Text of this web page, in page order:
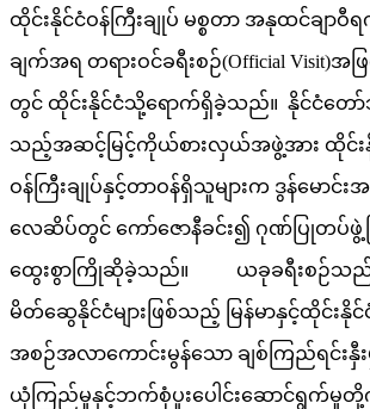
ထိုင်းနိုင်ငံဝန်ကြီးချုပ် မစ္စတာ အနုထင်ချာဝီ
ချက်အရ တရားဝင်ခရီးစဉ်(Official Visit)အ
တွင် ထိုင်းနိုင်ငံသို့ရောက်ရှိခဲ့သည်။ နိုင်ငံတော်
သည့်အဆင့်မြင့်ကိုယ်စားလှယ်အဖွဲ့အား ထိုင်
ဝန်ကြီးချုပ်နှင့်တာဝန်ရှိသူများက ဒွန်မောင်
လေဆိပ်တွင် ကော်ဇောနီခင်း၍ ဂုဏ်ပြုတပ်ဖွဲ့
ထွေးစွာကြိုဆိုခဲ့သည်။ ယခုခရီးစဉ်သည် အိ
မိတ်ဆွေနိုင်ငံများဖြစ်သည့် မြန်မာနှင့်ထိုင်းနို
အစဉ်အလာကောင်းမွန်သော ချစ်ကြည်ရင်းနှီ
ယုံကြည်မှုနှင့်ဘက်စုံပူးပေါင်းဆောင်ရွက်မှုတို့